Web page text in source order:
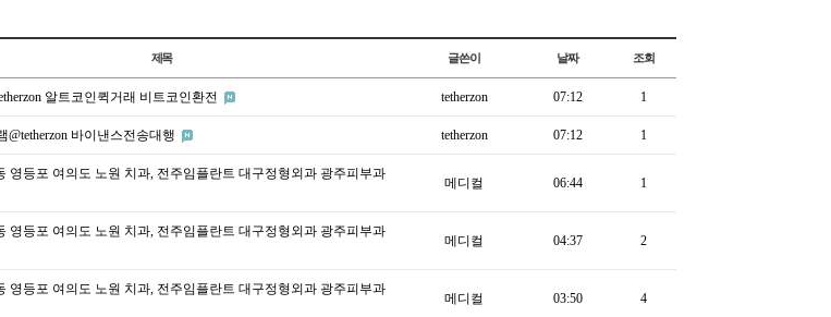
제목 글쓴이 날짜 조회
알트코인퀵거래 비트코인환전 tetherzon 07:12 1
@tetherzon 바이낸스전송대행 tetherzon 07:12 1
영등포 여의도 노원 치과, 전주임플란트 대구정형외과 광주피부과
메디컬 06:44 1
영등포 여의도 노원 치과, 전주임플란트 대구정형외과 광주피부과
메디컬 04:37 2
영등포 여의도 노원 치과, 전주임플란트 대구정형외과 광주피부과
메디컬 03:50 4